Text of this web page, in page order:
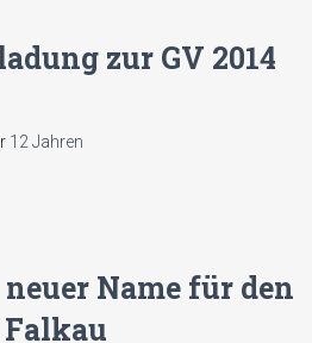
zur GV 2014
12 Jahren
neuer Name für den